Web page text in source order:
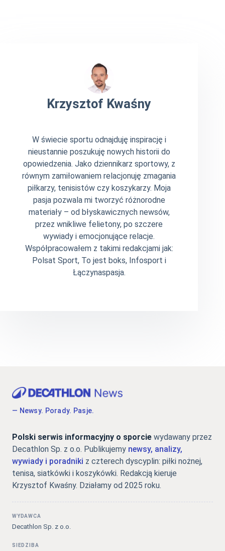
Krzysztof Kwaśny
W świecie sportu odnajduję inspirację i
nieustannie poszukuję nowych historii do
opowiedzenia. Jako dziennikarz sportowy, z
równym zamiłowaniem relacjonuję zmagania
piłkarzy, tenisistów czy koszykarzy. Moja
pasja pozwala mi tworzyć różnorodne
materiały – od błyskawicznych newsów,
przez wnikliwe felietony, po szczere
wywiady i emocjonujące relacje.
Współpracowałem z takimi redakcjami jak:
Polsat Sport, To jest boks, Infosport i
Łączynaspasja.
— Newsy. Porady. Pasje.
Polski serwis informacyjny o sporcie wydawany przez
Decathlon Sp. z o.o. Publikujemy newsy, analizy,
wywiady i poradniki z czterech dyscyplin: piłki nożnej,
tenisa, siatkówki i koszykówki. Redakcją kieruje
Krzysztof Kwaśny. Działamy od 2025 roku.
WYDAWCA
Decathlon Sp. z o.o.
SIEDZIBA